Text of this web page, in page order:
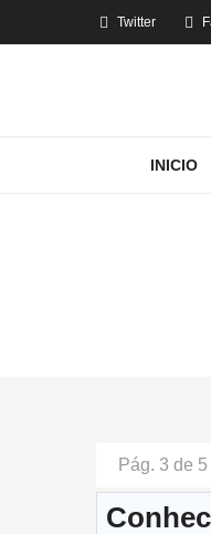
Twitter
INICIO
Pág. 3 de 5